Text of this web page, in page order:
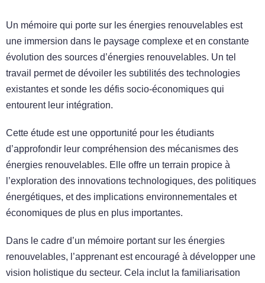
Un mémoire qui porte sur les énergies renouvelables est
une immersion dans le paysage complexe et en constante
évolution des sources d’énergies renouvelables. Un tel
travail permet de dévoiler les subtilités des technologies
existantes et sonde les défis socio-économiques qui
entourent leur intégration.
Cette étude est une opportunité pour les étudiants
d’approfondir leur compréhension des mécanismes des
énergies renouvelables. Elle offre un terrain propice à
l’exploration des innovations technologiques, des politiques
énergétiques, et des implications environnementales et
économiques de plus en plus importantes.
Dans le cadre d’un mémoire portant sur les énergies
renouvelables, l’apprenant est encouragé à développer une
vision holistique du secteur. Cela inclut la familiarisation